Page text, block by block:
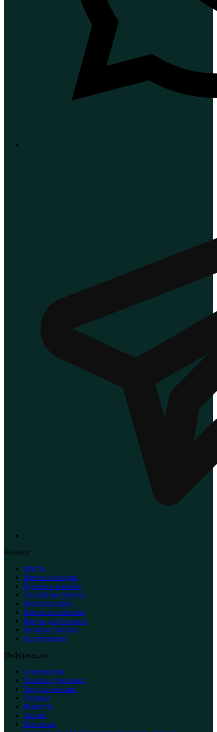
Каталог
Цветы
Цветы по видам
Букеты в коробке
Свадебные букеты
Цветы по цене
Цветы на события
Цветы для близких
Большие букеты
По оттенкам
Информация
О компании
Оплата и доставка
Уход за цветами
Отзывы
Новости
Акции
Контакты